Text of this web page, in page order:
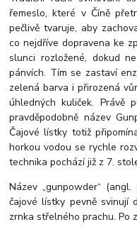
řemeslo, které v Číně
pečlivě tvaruje, aby
co nejdříve dopravena ke
slunci rozložené, dokud
pánvích. Tím se zastaví
zelená barva i přirozená
úhledných kuliček. Právě
pravděpodobně název
Čajové lístky totiž
horkou vodou se rychle
technika pochází již z 7.
Název „gunpowder“
čajové lístky pevně svinují
zrnka střelného prachu. Po